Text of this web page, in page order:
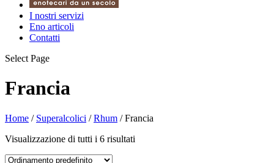
I nostri servizi
Eno articoli
Contatti
Select Page
Francia
Home / Superalcolici /Rhum / Francia
Visualizzazione di tutti i 6 risultati